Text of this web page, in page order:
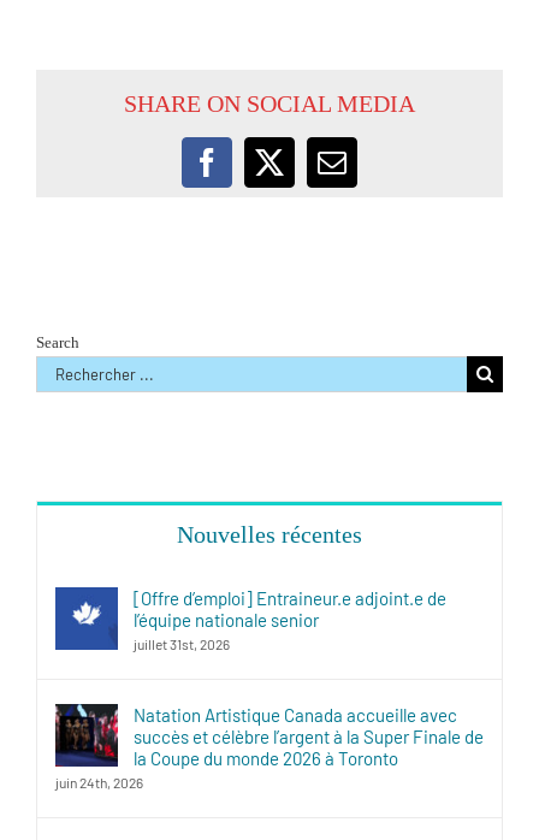
SHARE ON SOCIAL MEDIA
Facebook
X Email
Search
Rechercher
:
Nouvelles récentes
[Offre d’emploi] Entraineur.e adjoint.e de
l’équipe nationale senior
juillet 31st, 2026
Natation Artistique Canada accueille avec
succès et célèbre l’argent à la Super Finale de
la Coupe du monde 2026 à Toronto
juin 24th, 2026